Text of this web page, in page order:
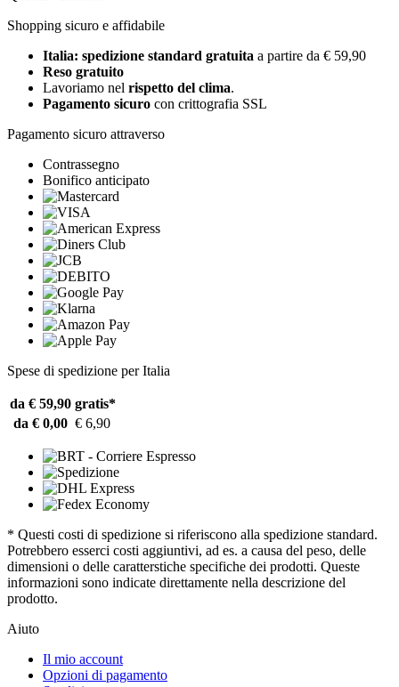
Shopping sicuro e affidabile
Italia: spedizione standard gratuita a partire da € 59,90
Reso gratuito
Lavoriamo nel rispetto del clima.
Pagamento sicuro con crittografia SSL
Pagamento sicuro attraverso
Contrassegno
Bonifico anticipato
Spese di spedizione per Italia
da € 59,90 gratis*
da € 0,00 € 6,90
* Questi costi di spedizione si riferiscono alla spedizione standard.
Potrebbero esserci costi aggiuntivi, ad es. a causa del peso, delle
dimensioni o delle caratterstiche specifiche dei prodotti. Queste
informazioni sono indicate direttamente nella descrizione del
prodotto.
Aiuto
Il mio account
Opzioni di pagamento